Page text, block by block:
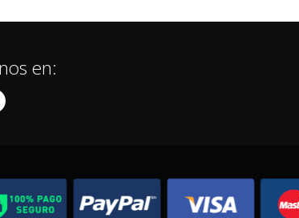
en: